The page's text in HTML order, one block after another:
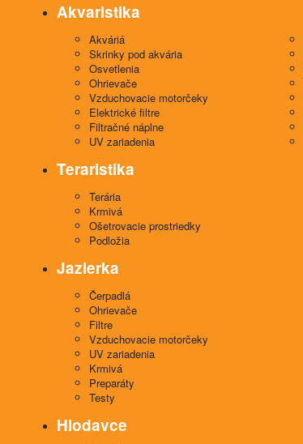
Akvaristika
Akváriá
Skrinky pod akvária
Osvetlenia
Ohrievače
Vzduchovacie motorčeky
Elektrické filtre
Filtračné náplne
UV zariadenia
Teraristika
Terária
Krmivá
Ošetrovacie prostriedky
Podložia
Jazierka
Čerpadlá
Ohrievače
Filtre
Vzduchovacie motorčeky
UV zariadenia
Krmivá
Preparáty
Testy
Hlodavce